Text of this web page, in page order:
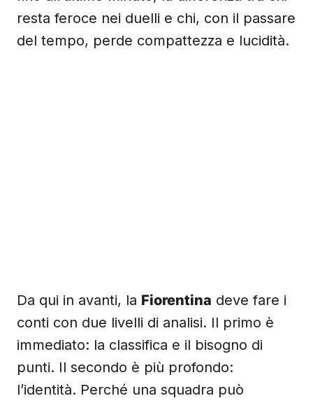
resta feroce nei duelli e chi, con il passare
del tempo, perde compattezza e lucidità.
Da qui in avanti, la Fiorentina deve fare i
conti con due livelli di analisi. Il primo è
immediato: la classifica e il bisogno di
punti. Il secondo è più profondo:
l’identità. Perché una squadra può